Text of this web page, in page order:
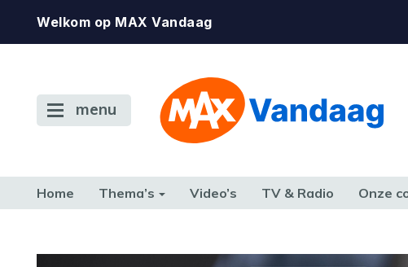
Welkom op MAX Vandaag
menu
Home Thema’s Video’s TV & Radio Onze